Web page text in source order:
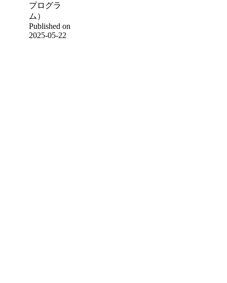
プログラ
ム）
Published on
2025-05-22